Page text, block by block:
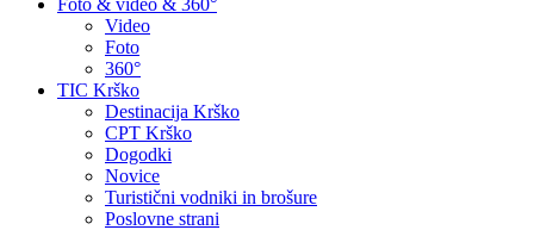
Foto & video & 360°
Video
Foto
360°
TIC Krško
Destinacija Krško
CPT Krško
Dogodki
Novice
Turistični vodniki in brošure
Poslovne strani